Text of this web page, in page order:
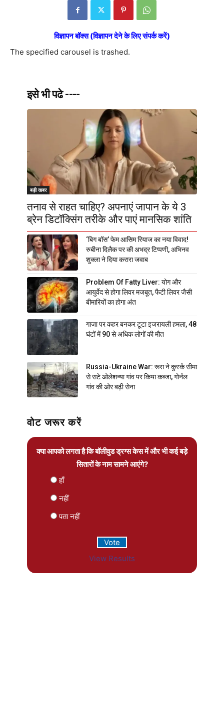
विज्ञापन बॉक्स (विज्ञापन देने के लिए संपर्क करें)
The specified carousel is trashed.
इसे भी पढे ----
बड़ी खबर
तनाव से राहत चाहिए? अपनाएं जापान के ये 3
ब्रेन डिटॉक्सिंग तरीके और पाएं मानसिक शांति
‘बिग बॉस’ फेम आसिम रियाज का नया विवाद!
रुबीना दिलैक पर की अभद्र टिप्पणी, अभिनव
शुक्ला ने दिया करारा जवाब
Problem Of Fatty Liver: योग और
आयुर्वेद से होगा लिवर मजबूत, फैटी लिवर जैसी
बीमारियों का होगा अंत
गाजा पर कहर बनकर टूटा इजरायली हमला, 48
घंटों में 90 से अधिक लोगों की मौत
Russia-Ukraine War: रूस ने कुर्स्क सीमा
से सटे ओलेशन्या गांव पर किया कब्जा, गोर्नल
गांव की ओर बढ़ी सेना
वोट जरूर करें
क्या आपको लगता है कि बॉलीवुड ड्रग्स केस में और भी कई बड़े
सितारों के नाम सामने आएंगे?
हाँ
नहीं
पता नहीं
View Results